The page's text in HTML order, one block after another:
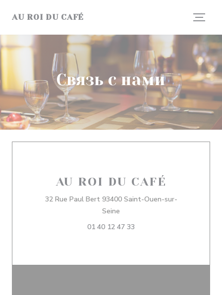
AU ROI DU CAFÉ
Связь с нами
AU ROI DU CAFÉ
32 Rue Paul Bert 93400 Saint-Ouen-sur-
Seine
01 40 12 47 33